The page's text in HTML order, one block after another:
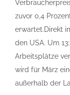
zuvor 0,4
erwartet.Direkt
den USA. Um
Arbeitsplätze
wird für März
außerhalb der